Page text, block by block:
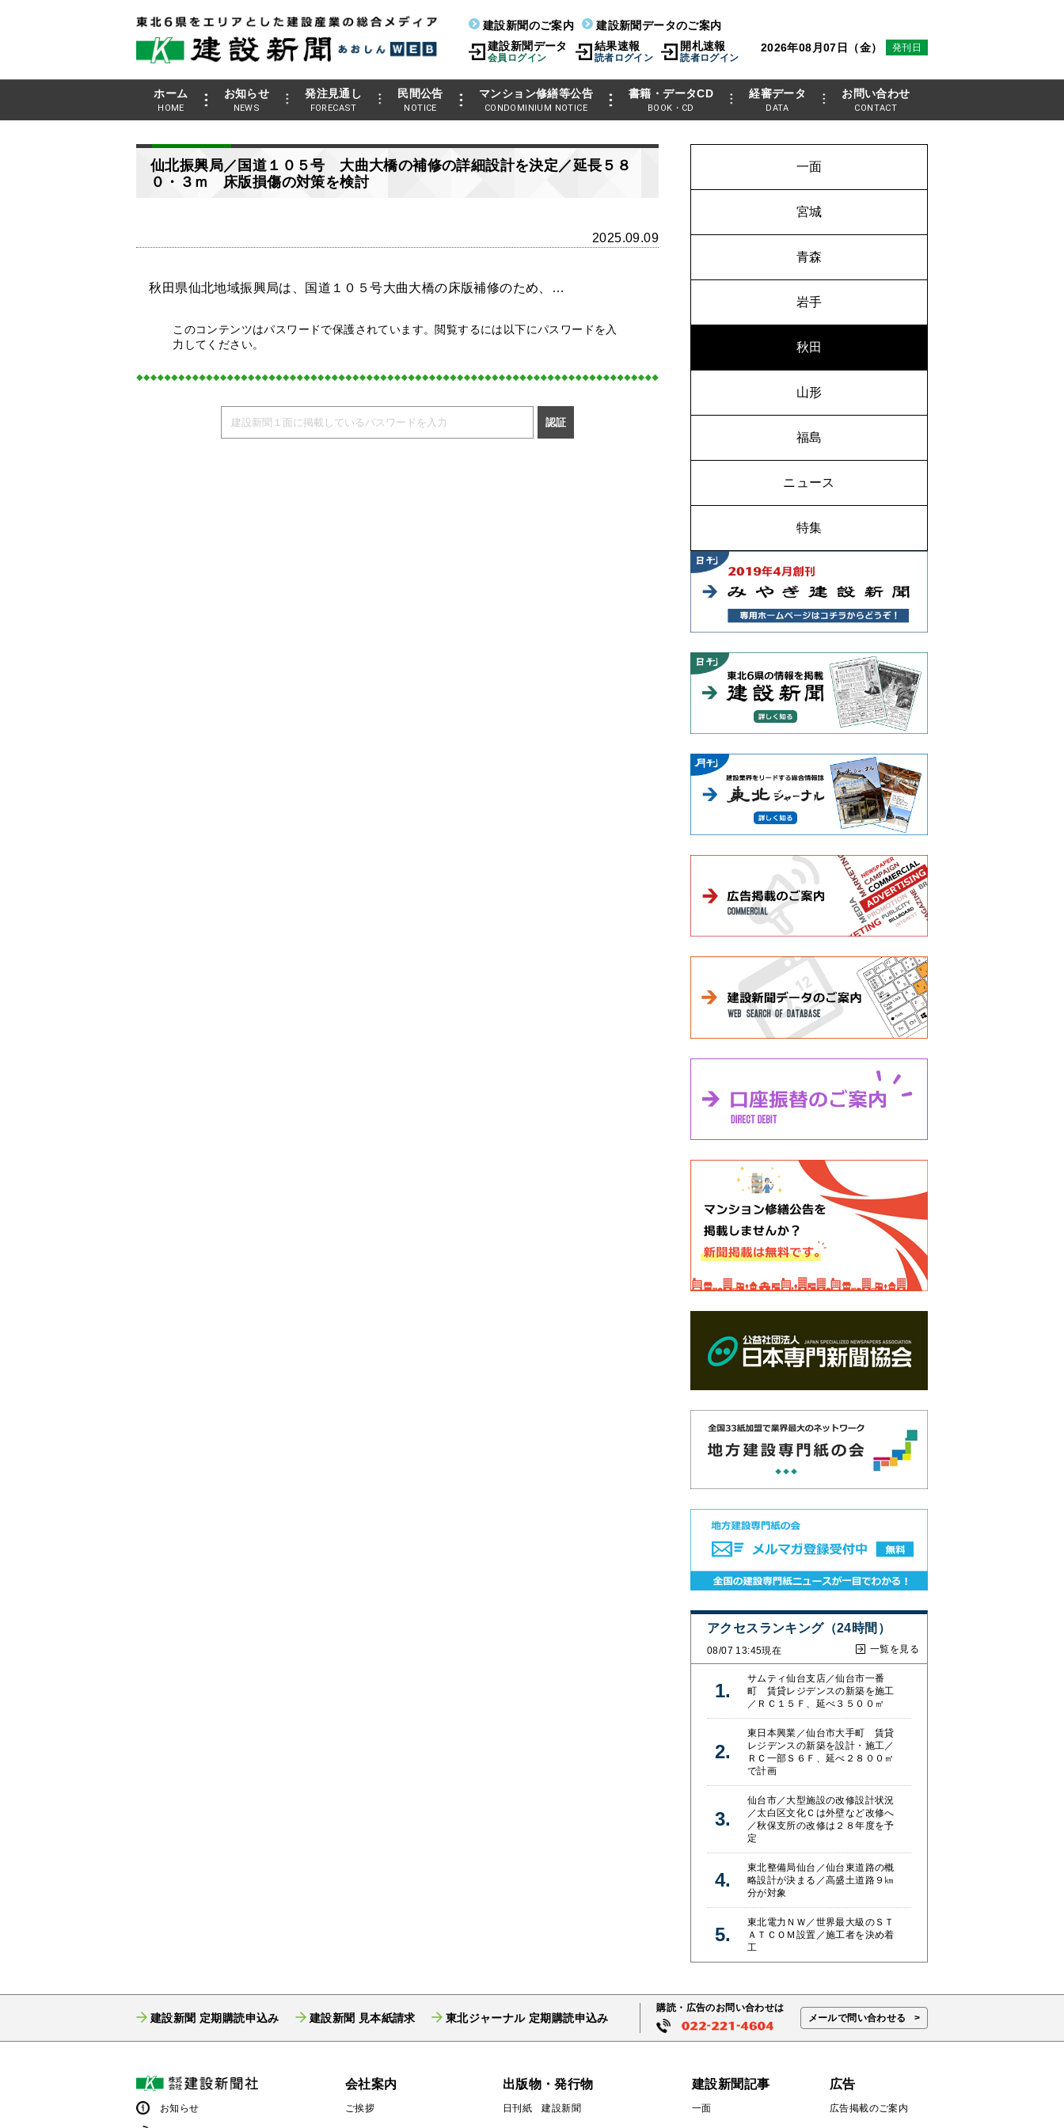
2026年08月07日（金） 発刊日
建設新聞のご案内
建設新聞データのご案内
建設新聞データ
会員ログイン
結果速報
読者ログイン
開札速報
読者ログイン
ホーム
HOME
お知らせ
NEWS
発注見通し
FORECAST
民間公告
NOTICE
マンション修繕等公告
CONDOMINIUM NOTICE
書籍・データCD
BOOK・CD
経審データ
DATA
お問い合わせ
CONTACT
仙北振興局／国道１０５号 大曲大橋の補修の詳細設計を決定／延長５８
０・３ｍ 床版損傷の対策を検討
2025.09.09
秋田県仙北地域振興局は、国道１０５号大曲大橋の床版補修のため、…
このコンテンツはパスワードで保護されています。閲覧するには以下にパスワードを入
力してください。
一面
宮城
青森
岩手
秋田
山形
福島
ニュース
特集
アクセスランキング（24時間）
08/07 13:45現在 一覧を見る
サムティ仙台支店／仙台市一番
町 賃貸レジデンスの新築を施工
／ＲＣ１５Ｆ、延べ３５００㎡
東日本興業／仙台市大手町 賃貸
レジデンスの新築を設計・施工／
ＲＣ一部Ｓ６Ｆ、延べ２８００㎡
で計画
仙台市／大型施設の改修設計状況
／太白区文化Ｃは外壁など改修へ
／秋保支所の改修は２８年度を予
定
東北整備局仙台／仙台東道路の概
略設計が決まる／高盛土道路９㎞
分が対象
東北電力ＮＷ／世界最大級のＳＴ
ＡＴＣＯＭ設置／施工者を決め着
工
建設新聞 定期購読申込み 建設新聞 見本紙請求 東北ジャーナル 定期購読申込み
購読・広告のお問い合わせは
メールで問い合わせる
お知らせ
会社案内
ご挨拶
出版物・発行物
日刊紙 建設新聞
建設新聞記事
一面
広告
広告掲載のご案内